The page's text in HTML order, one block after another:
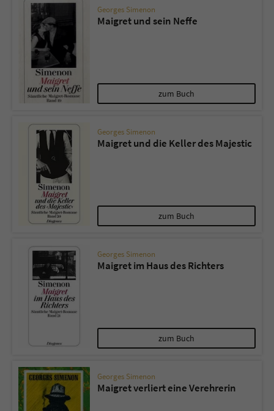
Georges Simenon
Maigret und sein Neffe
zum Buch
Georges Simenon
Maigret und die Keller des Majestic
zum Buch
Georges Simenon
Maigret im Haus des Richters
zum Buch
Georges Simenon
Maigret verliert eine Verehrerin